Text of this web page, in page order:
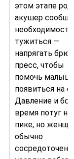
этом этапе
акушер
необходимости
тужиться —
напрягать
пресс, чтобы
помочь
появиться на
Давление и
время потуг на
пике, но
обычно